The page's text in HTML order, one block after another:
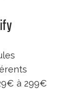
à 299€